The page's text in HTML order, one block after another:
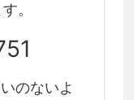
。
のないよ